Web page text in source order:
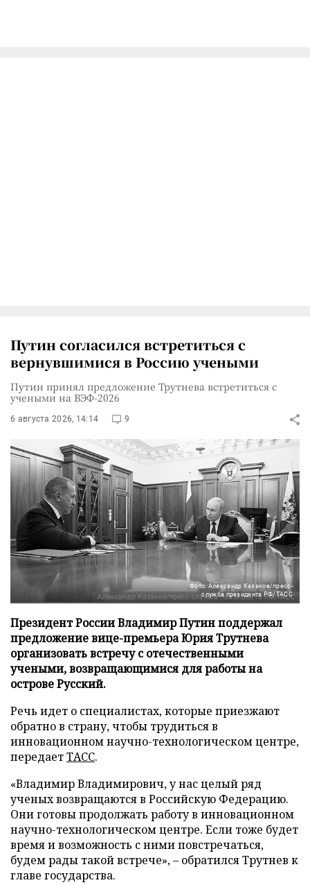
Путин согласился встретиться с
вернувшимися в Россию учеными
Путин принял предложение Трутнева встретиться с
учеными на ВЭФ-2026
6 августа 2026, 14:14 9
Фото: Александр Казаков/пресс-
служба президента РФ/ТАСС
Президент России Владимир Путин поддержал
предложение вице-премьера Юрия Трутнева
организовать встречу с отечественными
учеными, возвращающимися для работы на
острове Русский.
Речь идет о специалистах, которые приезжают
обратно в страну, чтобы трудиться в
инновационном научно-технологическом центре,
передаетТАСС.
«Владимир Владимирович, у нас целый ряд
ученых возвращаются в Российскую Федерацию.
Они готовы продолжать работу в инновационном
научно-технологическом центре. Если тоже будет
время и возможность с ними повстречаться,
будем рады такой встрече», – обратился Трутнев к
главе государства.